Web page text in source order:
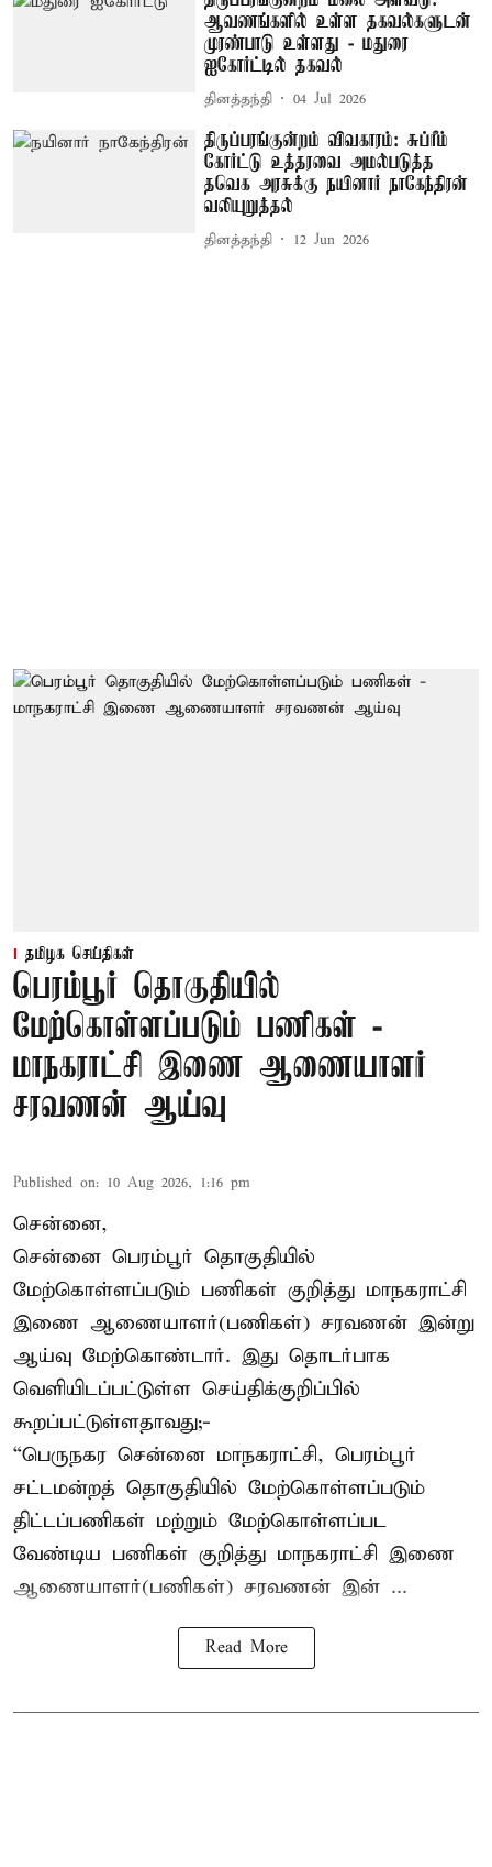
ஆவணங்களில் உள்ள தகவல்களுடன்
முரண்பாடு உள்ளது - மதுரை
ஐகோர்ட்டில் தகவல்
தினத்தந்தி 04 Jul 2026
திருப்பரங்குன்றம் விவகாரம்: சுப்ரீம்
கோர்ட்டு உத்தரவை அமல்படுத்த
தவெக அரசுக்கு நயினார் நாகேந்திரன்
வலியுறுத்தல்
தினத்தந்தி 12 Jun 2026
தமிழக செய்திகள்
பெரம்பூர் தொகுதியில்
மேற்கொள்ளப்படும் பணிகள் -
மாநகராட்சி இணை ஆணையாளர்
சரவணன் ஆய்வு
Published on: 10 Aug 2026, 1:16 pm
சென்னை,
சென்னை பெரம்பூர் தொகுதியில்
மேற்கொள்ளப்படும் பணிகள் குறித்து மாநகராட்சி
இணை ஆணையாளர்(பணிகள்) சரவணன் இன்று
ஆய்வு மேற்கொண்டார். இது தொடர்பாக
வெளியிடப்பட்டுள்ள செய்திக்குறிப்பில்
கூறப்பட்டுள்ளதாவது;-
“பெருநகர சென்னை மாநகராட்சி, பெரம்பூர்
சட்டமன்றத் தொகுதியில் மேற்கொள்ளப்படும்
திட்டப்பணிகள் மற்றும் மேற்கொள்ளப்பட
வேண்டிய பணிகள் குறித்து மாநகராட்சி இணை
ஆணையாளர்(பணிகள்) சரவணன் இன் ...
Read More